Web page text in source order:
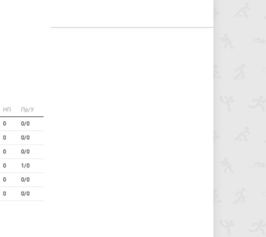
НП Пр/У
0 0/0
0 0/0
0 0/0
0 1/0
0 0/0
0 0/0